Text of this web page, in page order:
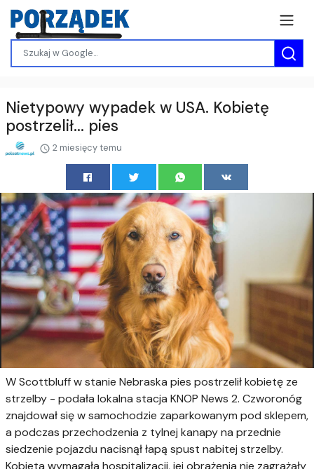
Nietypowy wypadek w USA. Kobietę
postrzelił... pies
2 miesięcy temu
W Scottbluff w stanie Nebraska pies postrzelił kobietę ze
strzelby - podała lokalna stacja KNOP News 2. Czworonóg
znajdował się w samochodzie zaparkowanym pod sklepem,
a podczas przechodzenia z tylnej kanapy na przednie
siedzenie pojazdu nacisnął łapą spust nabitej strzelby.
Kobieta wymagała hospitalizacji, jej obrażenia nie zagrażały